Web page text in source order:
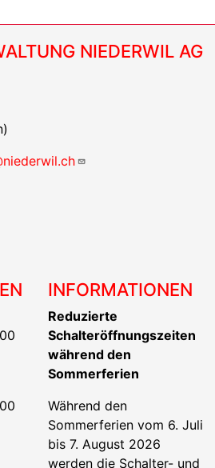
NIEDERWIL AG
INFORMATIONEN
Reduzierte
Schalteröffnungszeiten
während den
Sommerferien
Während den
Sommerferien vom 6. Juli
bis 7. August 2026
werden die Schalter- und